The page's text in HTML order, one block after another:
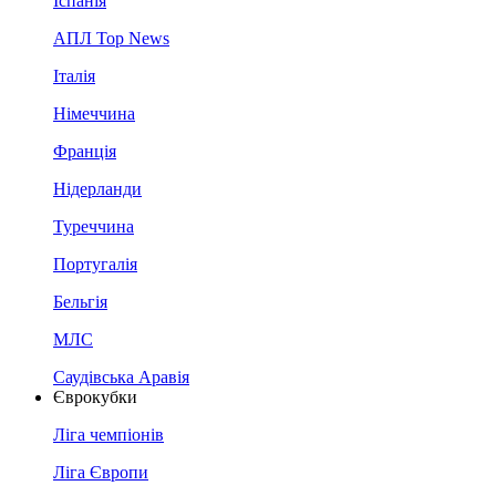
АПЛ Top News
Італія
Німеччина
Франція
Нідерланди
Туреччина
Португалія
Бельгія
МЛС
Саудівська Аравія
Єврокубки
Ліга чемпіонів
Ліга Європи